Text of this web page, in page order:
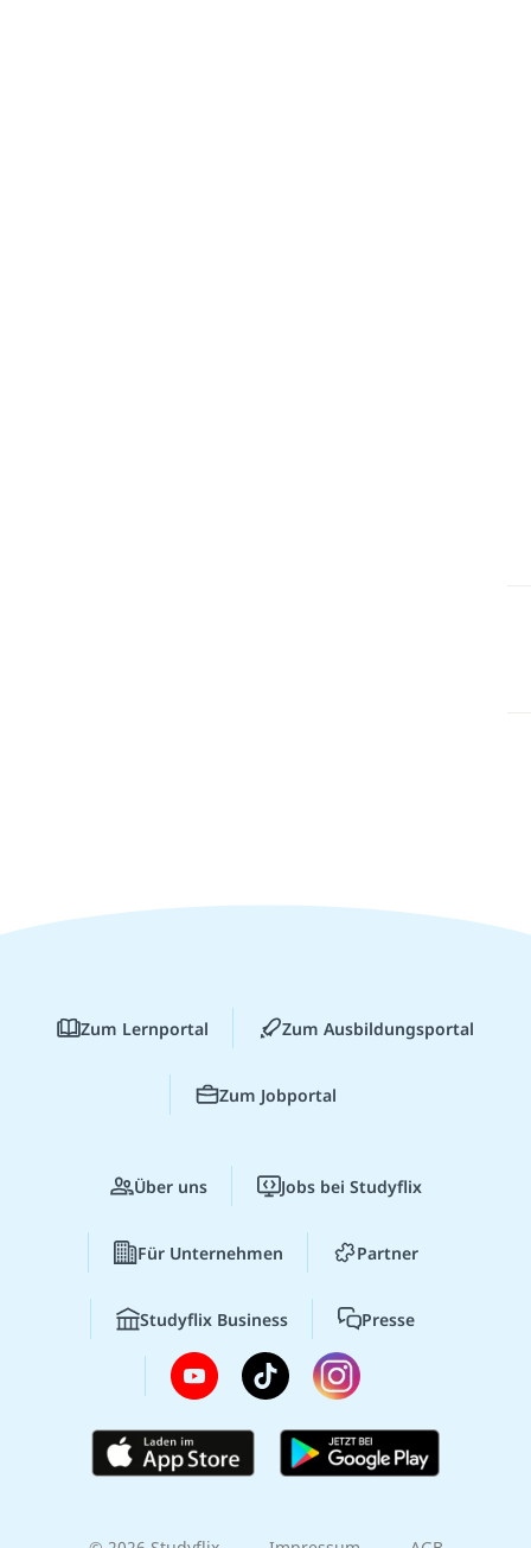
Zum Lernportal Zum Ausbildungsportal
Zum Jobportal
Über uns Jobs bei Studyflix
Für Unternehmen Partner
Studyflix Business Presse